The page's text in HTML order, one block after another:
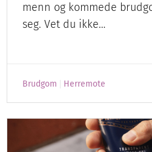
menn og kommede
seg. Vet du ikke…
Brudgom Herremote